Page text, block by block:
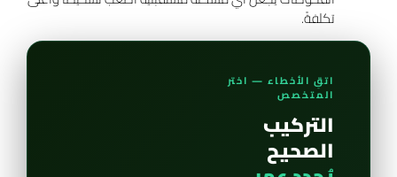
تكلفةً.
اتقِ الأخطاء — اختر
المتخصص
التركيب
الصحيح